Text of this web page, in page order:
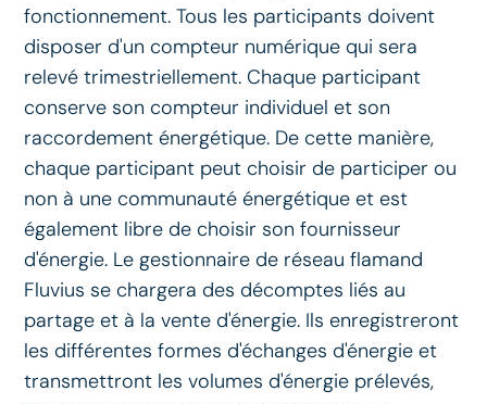
fonctionnement. Tous les participants doivent
disposer d'un compteur numérique qui sera
relevé trimestriellement. Chaque participant
conserve son compteur individuel et son
raccordement énergétique. De cette manière,
chaque participant peut choisir de participer ou
non à une communauté énergétique et est
également libre de choisir son fournisseur
d'énergie. Le gestionnaire de réseau flamand
Fluvius se chargera des décomptes liés au
partage et à la vente d'énergie. Ils enregistreront
les différentes formes d'échanges d'énergie et
transmettront les volumes d'énergie prélevés,